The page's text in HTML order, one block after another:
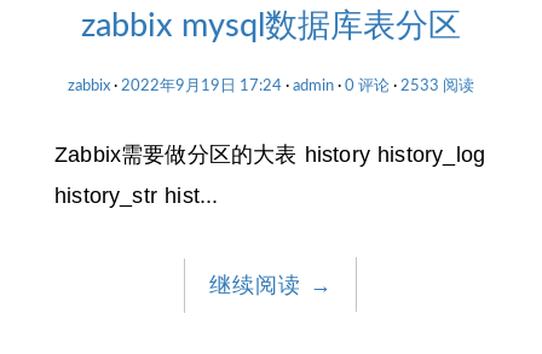
zabbix mysql数据库表分区
zabbix 2022年9月19日 17:24 admin 0 评论 2533 阅读
Zabbix需要做分区的大表 history history_log
history_str hist...
继续阅读 →